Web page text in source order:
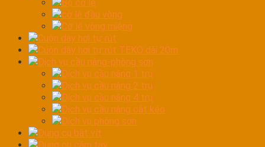
Bộ cờ lê
cờ lê đầu vòng
Cờ lê vòng miệng
Cuộn dây hơi tự rút
Cuộn dây hơi tự rút TEKO dài 20m
Dịch vụ cầu nâng-phòng sơn
Dịch vụ cầu nâng 1 trụ
Dịch vụ cầu nâng 2 trụ
Dịch vụ cầu nâng 4 trụ
Dịch vụ cầu nâng cắt kéo
Dịch vụ phòng sơn
Dụng cụ bắt vít